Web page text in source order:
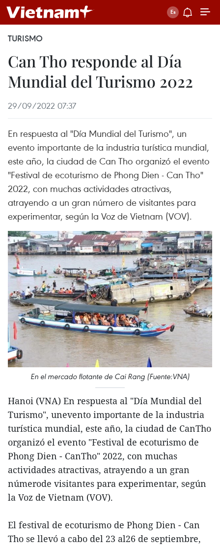
TURISMO
Can Tho responde al Día
Mundial del Turismo 2022
29/09/2022 07:37
En respuesta al "Día Mundial del Turismo", un
evento importante de la industria turística mundial,
este año, la ciudad de Can Tho organizó el evento
"Festival de ecoturismo de Phong Dien - Can Tho"
2022, con muchas actividades atractivas,
atrayendo a un gran número de visitantes para
experimentar, según la Voz de Vietnam (VOV).
En el mercado flotante de Cai Rang (Fuente:VNA)
Hanoi (VNA) En respuesta al "Día Mundial del
Turismo", unevento importante de la industria
turística mundial, este año, la ciudad de CanTho
organizó el evento "Festival de ecoturismo de
Phong Dien - CanTho" 2022, con muchas
actividades atractivas, atrayendo a un gran
númerode visitantes para experimentar, según
la Voz de Vietnam (VOV).
El festival de ecoturismo de Phong Dien - Can
Tho se llevó a cabo del 23 al26 de septiembre,